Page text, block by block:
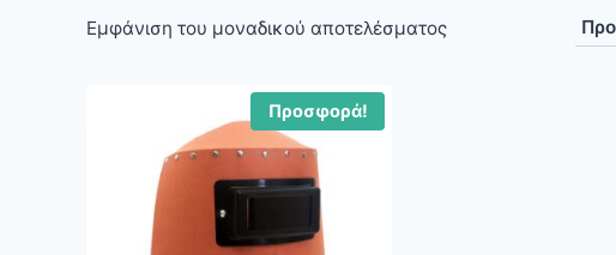
Εμφάνιση του μοναδικού αποτελέσματος
Προσφορά!